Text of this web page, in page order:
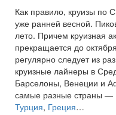
Как правило, круизы по
уже ранней весной.
лето. Причем круизная
прекращается до
регулярно следует из
круизные лайнеры в
Барселоны, Венеции и
самые разные страны —
Турция, Греция…